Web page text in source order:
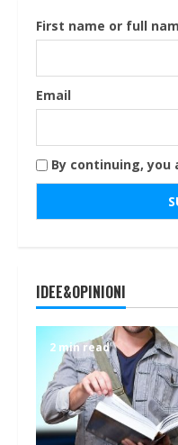
First name or full
Email
By continuing,
IDEE&OPINIONI
2 min read